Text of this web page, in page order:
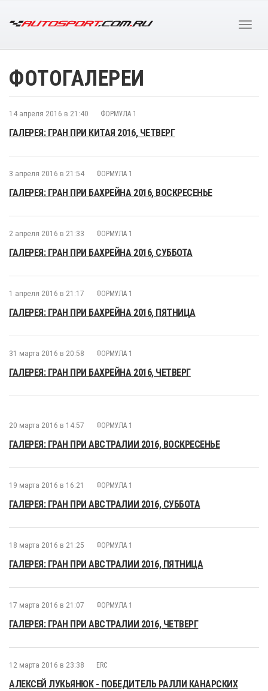
ФОТОГАЛЕРЕИ
14 апреля 2016 в 21:40 ФОРМУЛА 1
ГАЛЕРЕЯ: ГРАН ПРИ КИТАЯ 2016, ЧЕТВЕРГ
3 апреля 2016 в 21:54 ФОРМУЛА 1
ГАЛЕРЕЯ: ГРАН ПРИ БАХРЕЙНА 2016, ВОСКРЕСЕНЬЕ
2 апреля 2016 в 21:33 ФОРМУЛА 1
ГАЛЕРЕЯ: ГРАН ПРИ БАХРЕЙНА 2016, СУББОТА
1 апреля 2016 в 21:17 ФОРМУЛА 1
ГАЛЕРЕЯ: ГРАН ПРИ БАХРЕЙНА 2016, ПЯТНИЦА
31 марта 2016 в 20:58 ФОРМУЛА 1
ГАЛЕРЕЯ: ГРАН ПРИ БАХРЕЙНА 2016, ЧЕТВЕРГ
20 марта 2016 в 14:57 ФОРМУЛА 1
ГАЛЕРЕЯ: ГРАН ПРИ АВСТРАЛИИ 2016, ВОСКРЕСЕНЬЕ
19 марта 2016 в 16:21 ФОРМУЛА 1
ГАЛЕРЕЯ: ГРАН ПРИ АВСТРАЛИИ 2016, СУББОТА
18 марта 2016 в 21:25 ФОРМУЛА 1
ГАЛЕРЕЯ: ГРАН ПРИ АВСТРАЛИИ 2016, ПЯТНИЦА
17 марта 2016 в 21:07 ФОРМУЛА 1
ГАЛЕРЕЯ: ГРАН ПРИ АВСТРАЛИИ 2016, ЧЕТВЕРГ
12 марта 2016 в 23:38 ERC
АЛЕКСЕЙ ЛУКЬЯНЮК - ПОБЕДИТЕЛЬ РАЛЛИ КАНАРСКИХ